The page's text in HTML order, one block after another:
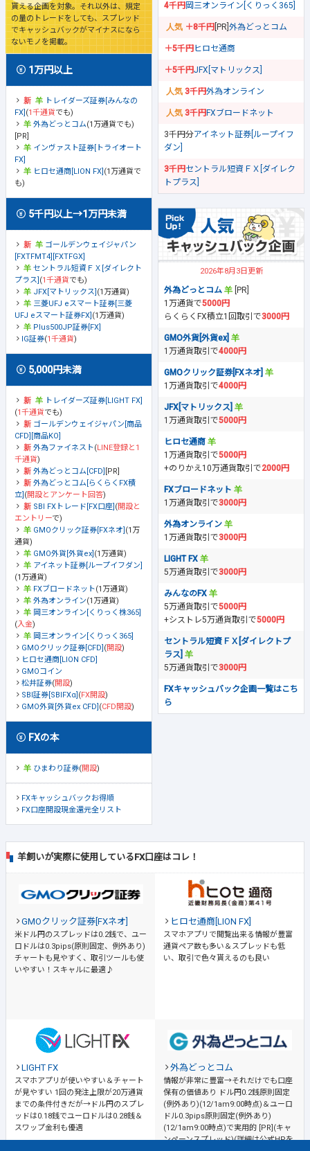
貰える企画を対象。それ以外は、規定
の量のトレードをしても、スプレッド
でキャッシュバックがマイナスになら
ないモノを掲載。
1万円以上
トレイダーズ証券[みんなの
FX] (1千通貨でも)
外為どっとコム(1万通貨でも)
[PR]
インヴァスト証券[トライオート
FX]
ヒロセ通商[LION FX] (1万通貨で
も)
5千円以上→1万円未満
ゴールデンウェイジャパン
[FXTFMT4][FXTFGX]
セントラル短資ＦＸ[ダイレクト
プラス] (1千通貨でも)
JFX[マトリックス] (1万通貨)
三菱UFJ eスマート証券[三菱
UFJ eスマート証券FX] (1万通貨)
Plus500JP証券[FX]
IG証券(1千通貨)
5,000円未満
トレイダーズ証券[LIGHT FX]
(1千通貨でも)
ゴールデンウェイジャパン[商品
CFD][商品KO]
外為ファイネスト(LINE登録と1
千通貨)
外為どっとコム[CFD] [PR]
外為どっとコム[らくらくFX積
立] (開設とアンケート回答)
SBI FXトレード[FX口座] (開設と
エントリーで)
GMOクリック証券[FXネオ] (1万
通貨)
GMO外貨[外貨ex] (1万通貨)
アイネット証券[ループイフダン]
(1万通貨)
FXブロードネット(1万通貨)
外為オンライン(1万通貨)
岡三オンライン[くりっく株365]
(入金)
岡三オンライン[くりっく365]
GMOクリック証券[CFD] (開設)
ヒロセ通商[LION CFD]
GMOコイン
松井証券(開設)
SBI証券[SBIFXα] (FX開設)
GMO外貨[外貨ex CFD] (CFD開設)
FXの本
ひまわり証券(開設)
FXキャッシュバックお得順
FX口座開設現金還元全リスト
4千円岡三オンライン[くりっく365]
＋8千円 [PR] 外為どっとコム
＋5千円ヒロセ通商
＋5千円JFX[マトリックス]
3千円外為オンライン
3千円FXブロードネット
3千円分アイネット証券[ループイフ
ダン]
3千円セントラル短資ＦＸ[ダイレク
トプラス]
2026年8月3日更新
外為どっとコム
[PR]
1万通貨で5000円
らくらくFX積立1回取引で3000円
GMO外貨[外貨ex]
1万通貨取引で4000円
GMOクリック証券[FXネオ]
1万通貨取引で4000円
JFX[マトリックス]
1万通貨取引で5000円
ヒロセ通商
1万通貨取引で5000円
+のりかえ10万通貨取引で2000円
FXブロードネット
1万通貨取引で3000円
外為オンライン
1万通貨取引で3000円
LIGHT FX
5万通貨取引で3000円
みんなのFX
5万通貨取引で5000円
+シストレ5万通貨取引で5000円
セントラル短資ＦＸ[ダイレクトプ
ラス]
5万通貨取引で3000円
FXキャッシュバック企画一覧はこち
ら
羊飼いが実際に使用しているFX口座はコレ！
GMOクリック証券[FXネオ]
米ドル円のスプレッドは0.2銭で、ユー
ロドルは0.3pips(原則固定、例外あり)
チャートも見やすく、取引ツールも使
いやすい！スキャルに最適♪
ヒロセ通商[LION FX]
スマホアプリで閲覧出来る情報が豊富
通貨ペア数も多い＆スプレッドも低
い、取引で色々貰えるのも良い
LIGHT FX
スマホアプリが使いやすい＆チャート
が見やすい 1回の発注上限が20万通貨
までの条件付きだが→ドル円のスプレ
ッドは0.18銭でユーロドルは0.28銭＆
スワップ金利も優遇
外為どっとコム
情報が非常に豊富→それだけでも口座
保有の価値あり
ドル円0.2銭原則固定
(例外あり)(12/1am9:00時点)＆ユーロ
ドル0.3pips原則固定(例外あり)
(12/1am9:00時点)で実用的 [PR](キャ
ンペーンスプレッド)(詳細は公式HPを